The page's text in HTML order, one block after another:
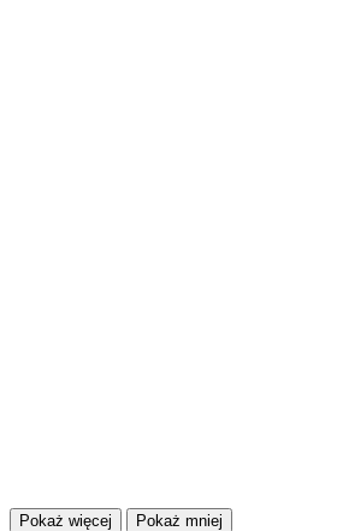
Pokaż więcej Pokaż mniej